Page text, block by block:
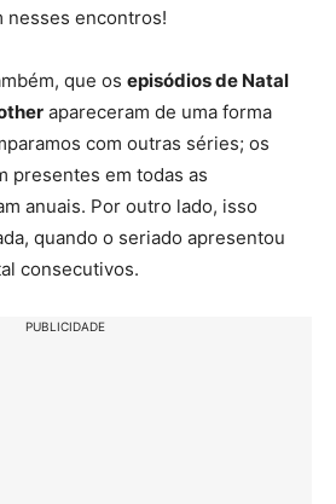
nesses encontros!
que os episódios de Natal
apareceram de uma forma
com outras séries; os
presentes em todas as
anuais. Por outro lado, isso
quando o seriado apresentou
consecutivos.
PUBLICIDADE